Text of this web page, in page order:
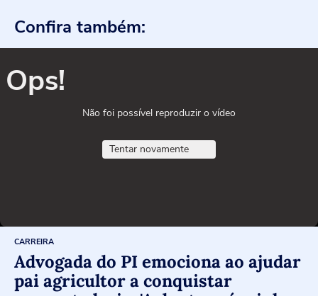
Confira também:
Ops!
Não foi possível reproduzir o vídeo
Tentar novamente
CARREIRA
Advogada do PI emociona ao ajudar
pai agricultor a conquistar